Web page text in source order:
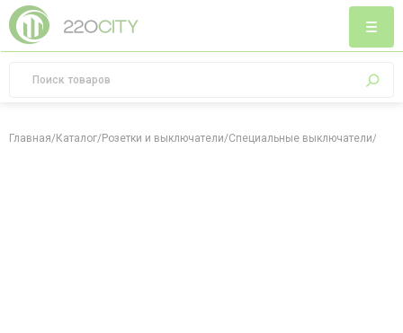
Главная/Каталог/Розетки и выключатели/Специальные выключатели/